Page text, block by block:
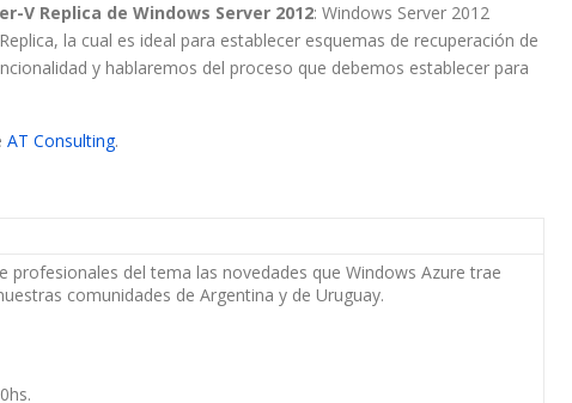
V Replica de Windows Server 2012: Windows Server 2012
la cual es ideal para establecer esquemas de recuperación de
y hablaremos del proceso que debemos establecer para
AT Consulting.
del tema las novedades que Windows Azure trae
comunidades de Argentina y de Uruguay.